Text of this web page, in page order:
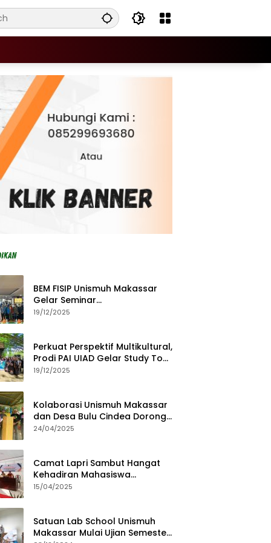
BEM FISIP Unismuh Makassar
Gelar Seminar
Keperempuanan, Bahas
19/12/2025
Perkuat Perspektif Multikultural,
Prodi PAI UIAD Gelar Study Tour
ke Kajang
19/12/2025
Kolaborasi Unismuh Makassar
dan Desa Bulu Cindea Dorong
Sentra Garam Industri
24/04/2025
Camat Lapri Sambut Hangat
Kehadiran Mahasiswa
PoltekMu
15/04/2025
Satuan Lab School Unismuh
Makassar Mulai Ujian Semester,